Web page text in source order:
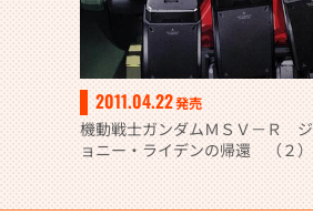
2011.04.22発売
機動戦士ガンダムＭＳＶ－Ｒ ジ
ョニー・ライデンの帰還 （２）